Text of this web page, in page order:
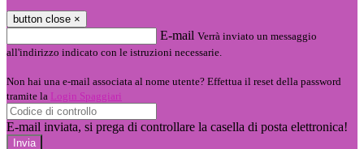
button close ×
E-mail Verrà inviato un messaggio
all'indirizzo indicato con le istruzioni necessarie.
Non hai una e-mail associata al nome utente? Effettua il reset della password
tramite la Login Spaggiari
E-mail inviata, si prega di controllare la casella di posta elettronica!